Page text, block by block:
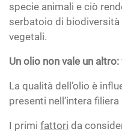
specie animali e ciò
serbatoio di biodiversità
vegetali.
Un olio non vale un
La qualità dell’olio è
presenti nell’intera
I primi fattori da